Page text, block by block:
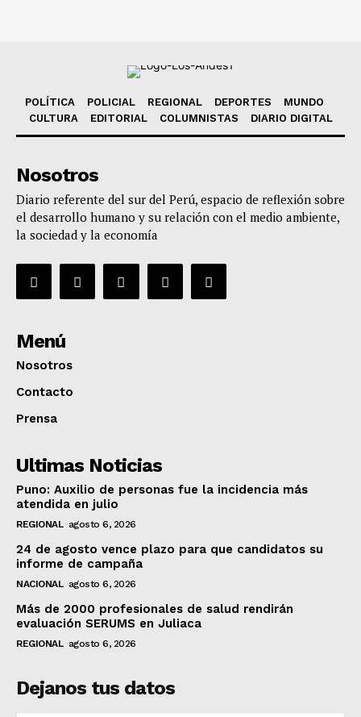
POLÍTICA POLICIAL REGIONAL DEPORTES
MUNDO
CULTURA
EDITORIAL COLUMNISTAS DIARIO DIGITAL
Nosotros
Diario referente del sur del Perú, espacio de reflexión sobre
el desarrollo humano y su relación con el medio ambiente,
la sociedad y la economía
Menú
Nosotros
Contacto
Prensa
Ultimas Noticias
Puno: Auxilio de personas fue la incidencia más
atendida en julio
REGIONAL agosto 6, 2026
24 de agosto vence plazo para que candidatos su
informe de campaña
NACIONAL agosto 6, 2026
Más de 2000 profesionales de salud rendirán
evaluación SERUMS en Juliaca
REGIONAL agosto 6, 2026
Dejanos tus datos